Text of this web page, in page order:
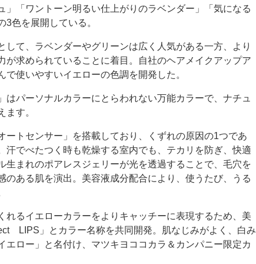
」「ワントーン明るい仕上がりのラベンダー」「気になる
色を展開している。
て、ラベンダーやグリーンは広く人気がある一方、より
が求められていることに着目。自社のヘアメイクアップア
使いやすいイエローの色調を開発した。
パーソナルカラーにとらわれない万能カラーで、ナチュ
ます。
トセンサー」を搭載しており、くずれの原因の1つであ
汗でべたつく時も乾燥する室内でも、テカリを防ぎ、快適
生まれのポアレスジェリーが光を透過することで、毛穴を
のある肌を演出。美容液成分配合により、使うたび、うる
るイエローカラーをよりキャッチーに表現するため、美
LIPS」とカラー名称を共同開発。肌なじみがよく、白み
エロー」と名付け、マツキヨココカラ＆カンパニー限定カ